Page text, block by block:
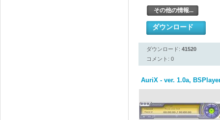
その他の情報...
ダウンロード
ダウンロード: 41520
コメント: 0
AuriX - ver. 1.0a,